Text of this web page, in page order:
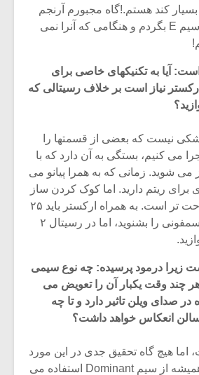
کند هستم.!گاه مجبورم آرنجم
را بچرخانم تا دنبال سیم E بگردم و هنگامی که آنرا نمی
آیا به تکنیکهای خاصی برای
نیاز است بر خلاف رسیتالی که
نیست که بعضی از قسمتها را
می کنیم، بستگی به آن دارد که با
می شوید. زمانی که به همرا پیانو می
برای ریتم دارید. اما کوک کردن ساز
به همراه ارکستر راحت تر است. به همراه ارکستر باید ۲۵
دقیقه بنوازید و بعد سمفونی را بشنوید، اما در رسیتال ۲
زیرا درمود پرسیده: چه نوع سیمی
هر چند وقت یکبار آن را تعویض می
در صدای ویلن تاثیر دارد و تا چه
سالن انعکاس خواهد داشت؟
هیچ گاه تحقیق جدی در این مورد
انجام نداده ام. من همیشه از سیم Dominant استفاده می